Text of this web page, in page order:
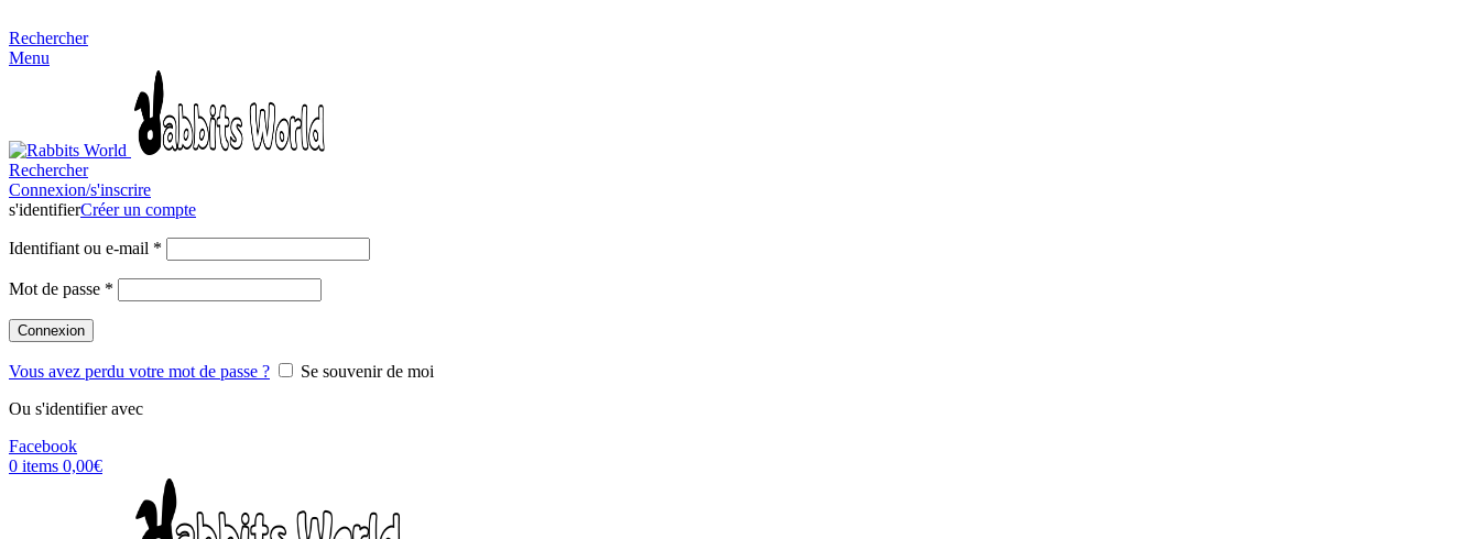
Rechercher
Menu
Rechercher
Connexion/s'inscrire
s'identifierCréer un compte
Identifiant ou e-mail *
Mot de passe *
Connexion
Vous avez perdu votre mot de passe ?
Se souvenir de moi
Ou s'identifier avec
Facebook
0 items 0,00€